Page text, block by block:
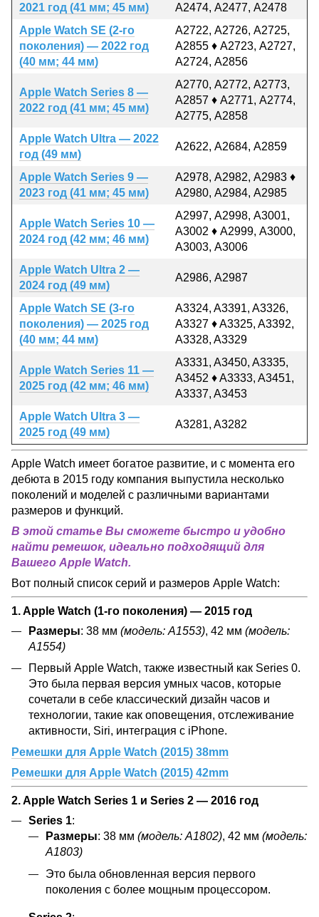
2021 год (41 мм; 45 мм)
А2474, А2477, А2478
Apple Watch SE (2-го
поколения) — 2022 год
(40 мм; 44 мм)
А2722, А2726, А2725,
А2855 ♦ А2723, А2727,
А2724, А2856
Apple Watch Series 8 —
2022 год (41 мм; 45 мм)
А2770, А2772, А2773,
А2857 ♦ А2771, А2774,
А2775, А2858
Apple Watch Ultra — 2022
год (49 мм)
А2622, А2684, А2859
Apple Watch Series 9 —
2023 год (41 мм; 45 мм)
А2978, А2982, А2983 ♦
А2980, А2984, А2985
Apple Watch Series 10 —
2024 год (42 мм; 46 мм)
А2997, А2998, А3001,
А3002 ♦ А2999, А3000,
А3003, А3006
Apple Watch Ultra 2 —
2024 год (49 мм)
А2986, А2987
Apple Watch SE (3-го
поколения) — 2025 год
(40 мм; 44 мм)
A3324, A3391, A3326,
A3327 ♦ A3325, A3392,
A3328, A3329
Apple Watch Series 11 —
2025 год (42 мм; 46 мм)
A3331, A3450, A3335,
A3452 ♦ A3333, A3451,
A3337, A3453
Apple Watch Ultra 3 —
2025 год (49 мм)
A3281, A3282
Apple Watch имеет богатое развитие, и с момента его
дебюта в 2015 году компания выпустила несколько
поколений и моделей с различными вариантами
размеров и функций.
В этой статье Вы сможете быстро и удобно
найти ремешок, идеально подходящий для
Вашего Apple Watch.
Вот полный список серий и размеров Apple Watch:
1. Apple Watch (1-го поколения) — 2015 год
Размеры: 38 мм (модель: A1553), 42 мм (модель:
A1554)
Первый Apple Watch, также известный как Series 0.
Это была первая версия умных часов, которые
сочетали в себе классический дизайн часов и
технологии, такие как оповещения, отслеживание
активности, Siri, интеграция с iPhone.
Ремешки для Apple Watch (2015) 38mm
Ремешки для Apple Watch (2015) 42mm
2. Apple Watch Series 1 и Series 2 — 2016 год
Series 1:
Размеры: 38 мм (модель: A1802), 42 мм (модель:
A1803)
Это была обновленная версия первого
поколения с более мощным процессором.